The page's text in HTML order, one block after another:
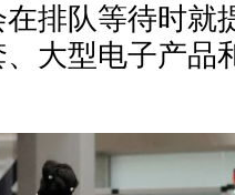
排队等待时就
大型电子产品